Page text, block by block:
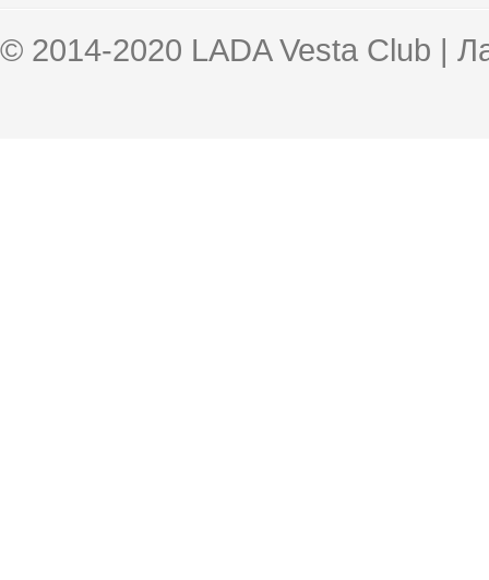
© 2014-2020 LADA Vesta Club |